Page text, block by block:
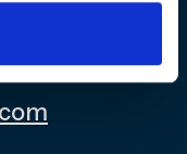
ETS
Genova